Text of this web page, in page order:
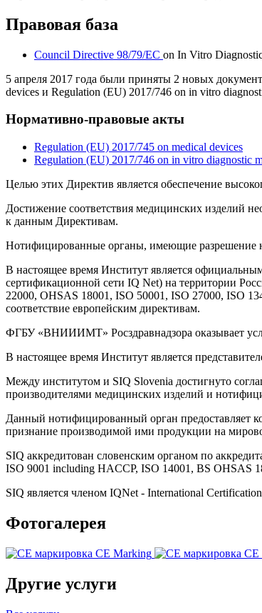
Правовая база
Council Directive 98/79/EC on In Vitro
5 апреля 2017 года были приняты 2 новых
devices и Regulation (EU) 2017/746 on in vitro
Нормативно-правовые акты
Regulation (EU) 2017/745 on medical devices
Regulation (EU) 2017/746 on in vitro diagnostic
Целью этих Директив является обеспечение
Достижение соответствия медицинских изделий
к данным Директивам.
Нотифицированные органы, имеющие разрешение
В настоящее время Институт является
сертификационной сети IQ Net) на территории
22000, OHSAS 18001, ISO 50001, ISO 27000, ISO
соответствие европейским директивам.
ФГБУ «ВНИИИМТ» Росздравнадзора оказывает
В настоящее время Институт является
Между институтом и SIQ Slovenia достигнуто
производителями медицинских изделий и
Данный нотифицированный орган предоставляет
признание производимой ими продукции на
SIQ аккредитован словенским органом по
ISO 9001 including HACCP, ISO 14001, BS OHSAS
SIQ является членом IQNet - International
Фотогалерея
Другие услуги